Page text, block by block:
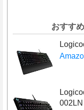
おすす
002LN